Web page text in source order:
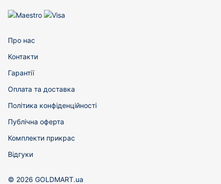
Про нас
Контакти
Гарантії
Оплата та доставка
Політика конфіденційності
Публічна оферта
Комплекти прикрас
Відгуки
© 2026 GOLDMART.ua